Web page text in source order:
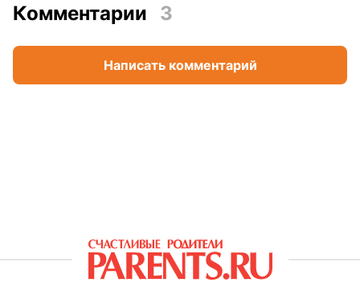
Комментарии 3
Написать комментарий